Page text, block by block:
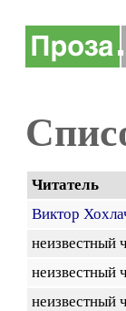
Читатель
Виктор
неизвестный
неизвестный
неизвестный